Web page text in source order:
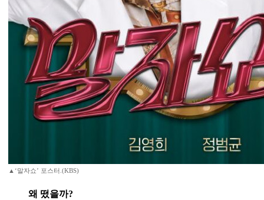
▲‘말자쇼’ 포스터.(KBS)
왜 떴을까?